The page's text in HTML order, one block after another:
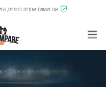
אנו משווים אתרים בטוחים,